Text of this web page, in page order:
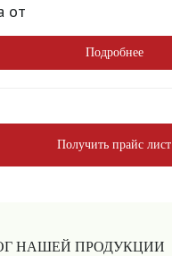
от
Подробнее
Получить прайс лист
НАШЕЙ ПРОДУКЦИИ